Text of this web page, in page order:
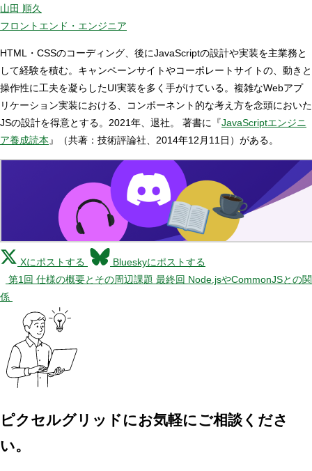
山田 順久
フロントエンド・エンジニア
HTML・CSSのコーディング、後にJavaScriptの設計や実装を主業務と
して経験を積む。キャンペーンサイトやコーポレートサイトの、動きと
操作性に工夫を凝らしたUI実装を多く手がけている。複雑なWebアプ
リケーション実装における、コンポーネント的な考え方を念頭においた
JSの設計を得意とする。2021年、退社。 著書に『JavaScriptエンジニ
ア養成読本 』（共著：技術評論社、2014年12月11日）がある。
Xにポストする
Blueskyにポストする
第1回 仕様の概要とその周辺課題 最終回 Node.jsやCommonJSとの関
係
ピクセルグリッドにお気軽にご相談くださ
い。